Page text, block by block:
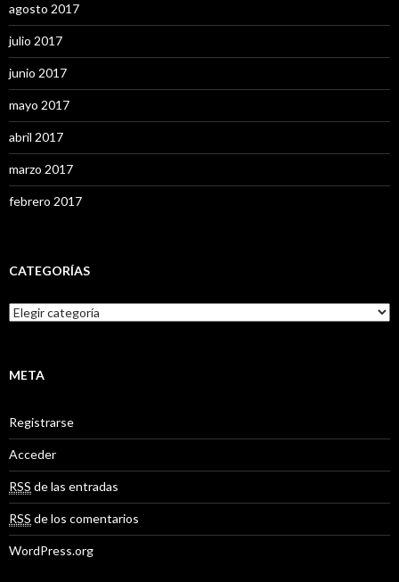
agosto 2017
julio 2017
junio 2017
mayo 2017
abril 2017
marzo 2017
febrero 2017
CATEGORÍAS
C
a
g
í
a
s
META
Registrarse
Acceder
RSS de las entradas
RSS de los comentarios
WordPress.org